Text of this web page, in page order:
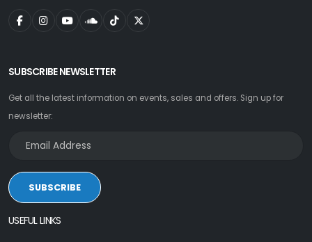
SUBSCRIBE NEWSLETTER
Get all the latest information on events, sales and offers. Sign up for
newsletter:
SUBSCRIBE
USEFUL LINKS